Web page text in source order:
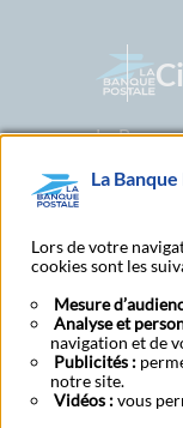
La
dès lors
La
Lors de votre
cookies sont les
Mesure
Analyse et
navigation et de
Publicités :
notre site.
Vidéos :vous